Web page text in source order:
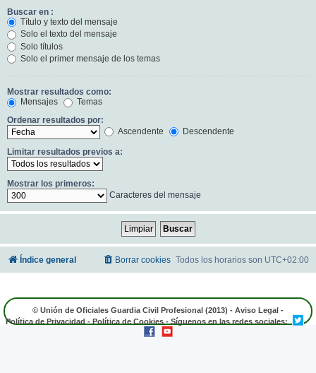
Buscar en :
Título y texto del mensaje
Solo el texto del mensaje
Solo títulos
Solo el primer mensaje de los temas
Mostrar resultados como:
Mensajes
Temas
Ordenar resultados por:
Ascendente
Descendente
Limitar resultados previos a:
Mostrar los primeros:
Caracteres del mensaje
Índice general Todos los horarios son UTC+02:00
Borrar cookies
© Unión de Oficiales Guardia Civil Profesional (2013) - Aviso Legal -
Política de Privacidad - Política de Cookies - Síguenos en las redes sociales: